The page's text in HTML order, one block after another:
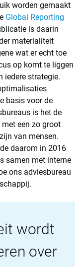
worden gemaakt
Global Reporting
is daarin
materialiteit
wat er echt toe
op komt te liggen
iedere strategie.
basis voor de
is het de
een zo groot
van mensen.
daarom in 2016
samen met interne
ons adviesbureau
wordt
over